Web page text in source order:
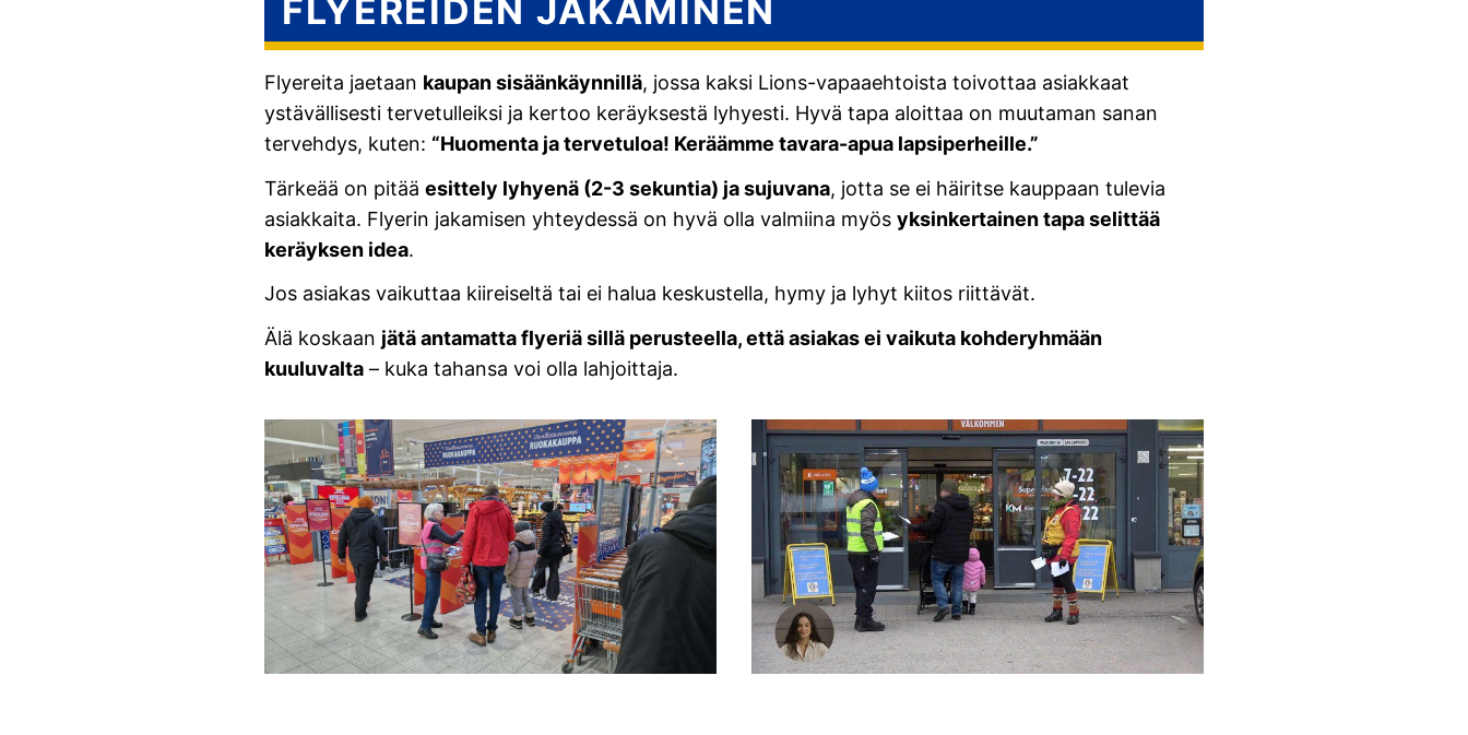
FLYEREIDEN JAKAMINEN
Flyereita jaetaan kaupan sisäänkäynnillä, jossa kaksi Lions-vapaaehtoista toivottaa asiakkaat
ystävällisesti tervetulleiksi ja kertoo keräyksestä lyhyesti. Hyvä tapa aloittaa on muutaman sanan
tervehdys, kuten: “Huomenta ja tervetuloa! Keräämme tavara-apua lapsiperheille.”
Tärkeää on pitää esittely lyhyenä (2-3 sekuntia) ja sujuvana, jotta se ei häiritse kauppaan tulevia
asiakkaita. Flyerin jakamisen yhteydessä on hyvä olla valmiina myös yksinkertainen tapa selittää
keräyksen idea.
Jos asiakas vaikuttaa kiireiseltä tai ei halua keskustella, hymy ja lyhyt kiitos riittävät.
Älä koskaan jätä antamatta flyeriä sillä perusteella, että asiakas ei vaikuta kohderyhmään
kuuluvalta – kuka tahansa voi olla lahjoittaja.